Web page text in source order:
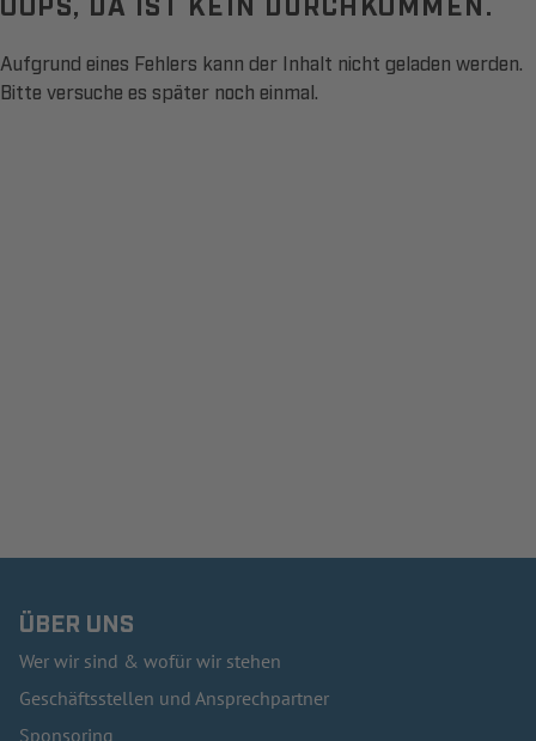
Aufgrund eines Fehlers kann der Inhalt nicht geladen werden.
Bitte versuche es später noch einmal.
ÜBER UNS
Wer wir sind & wofür wir stehen
Geschäftsstellen und Ansprechpartner
Sponsoring